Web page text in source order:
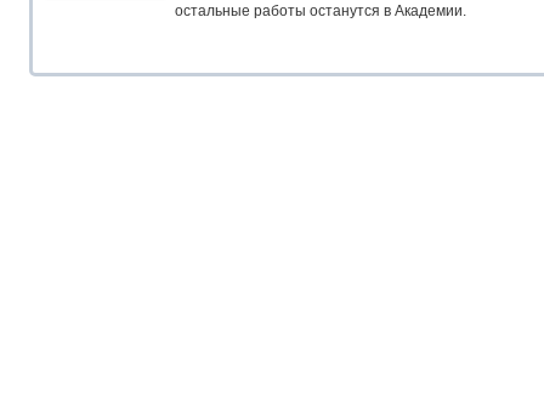
остальные работы останутся в Академии.